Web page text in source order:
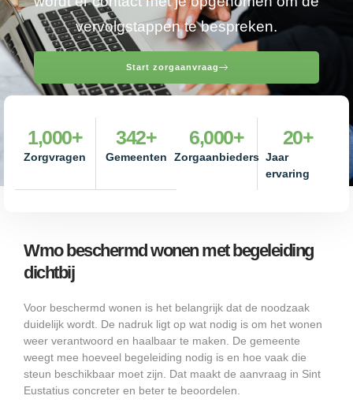
vervolgstappen te bespreken.
Start zorgaanvraag
Zorgvragen
1,000+
Gemeenten
342+
Zorgaanbieders
6,000+
Jaar
ervaring
20+
Wmo beschermd wonen met begeleiding
dichtbij
Voor beschermd wonen is het belangrijk dat de noodzaak
duidelijk wordt. De nadruk ligt op wat nodig is om het wonen
weer verantwoord en haalbaar te maken. De gemeente
weegt mee hoeveel begeleiding nodig is en hoe vaak die
steun beschikbaar moet zijn. Dat maakt de aanvraag in Sint
Eustatius concreter en beter te beoordelen.